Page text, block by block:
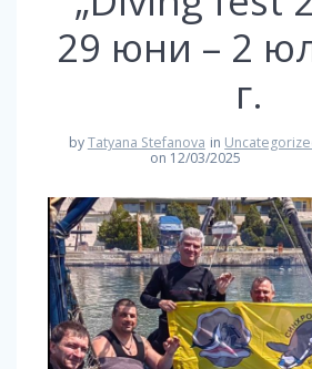
29 юни – 2
г.
byTatyana Stefanova in
on 12/03/2025